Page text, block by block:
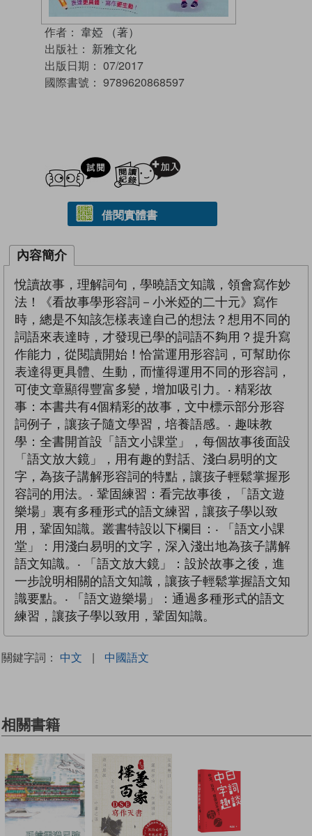
作者： 韋婭 （著）
出版社： 新雅文化
出版日期： 07/2017
國際書號： 9789620868597
試閲
借閱實體書
內容簡介
悅讀故事，理解詞句，學曉語文知識，領會寫作妙
法！《看故事學形容詞－小米婭的二十元》寫作
時，總是不知該怎樣表達自己的想法？想用不同的
詞語來表達時，才發現已學的詞語不夠用？提升寫
作能力，從閱讀開始！恰當運用形容詞，可幫助你
表達得更具體、生動，而懂得運用不同的形容詞，
可使文章顯得豐富多變，增加吸引力。‧ 精彩故
事：本書共有4個精彩的故事，文中標示部分形容
詞例子，讓孩子隨文學習，培養語感。‧ 趣味教
學：全書開首設「語文小課堂」，每個故事後面設
「語文放大鏡」，用有趣的對話、淺白易明的文
字，為孩子講解形容詞的特點，讓孩子輕鬆掌握形
容詞的用法。‧ 鞏固練習：看完故事後，「語文遊
樂場」裏有多種形式的語文練習，讓孩子學以致
用，鞏固知識。叢書特設以下欄目：‧ 「語文小課
堂」：用淺白易明的文字，深入淺出地為孩子講解
語文知識。‧ 「語文放大鏡」：設於故事之後，進
一步說明相關的語文知識，讓孩子輕鬆掌握語文知
識要點。‧ 「語文遊樂場」：通過多種形式的語文
練習，讓孩子學以致用，鞏固知識。
關鍵字詞： 中文 | 中國語文
相關書籍